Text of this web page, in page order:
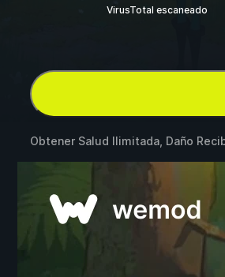
VirusTotal escaneado
Obtener Salud Ilimitada, Daño